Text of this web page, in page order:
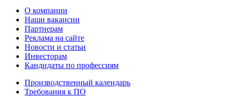
О компании
Наши вакансии
Партнерам
Реклама на сайте
Новости и статьи
Инвесторам
Кандидаты по профессиям
Производственный календарь
Требования к ПО